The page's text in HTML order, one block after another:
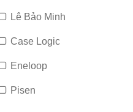
Lê Bảo Minh
Case Logic
Eneloop
Pisen